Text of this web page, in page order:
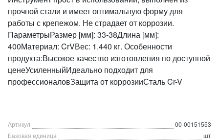
прочной стали и имеет оптимальную форму для
работы с крепежом. Не страдает от коррозии.
ПараметрыРазмер [мм]: 33-38Длина [мм]:
400Материал: CrVВес: 1.440 кг. Особенности
продукта:Высокое качество изготовления по доступной
ценеУсиленныйИдеально подходит для
профессионаловЗащита от коррозииСталь Cr-V
Артикул
00-00151553
Базовая единица
шт